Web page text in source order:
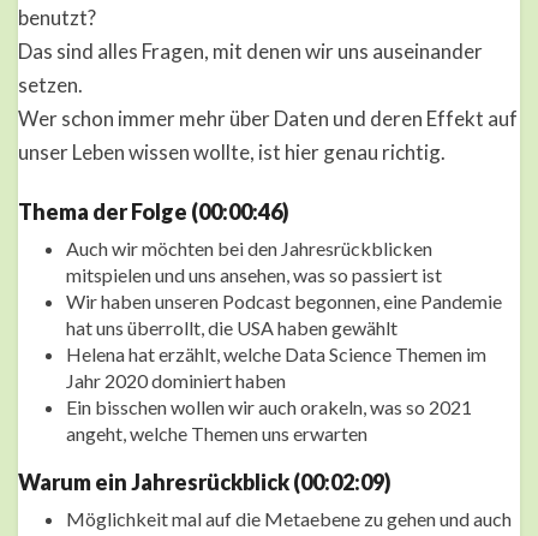
benutzt?
Das sind alles Fragen, mit denen wir uns auseinander
setzen.
Wer schon immer mehr über Daten und deren Effekt auf
unser Leben wissen wollte, ist hier genau richtig.
Thema der Folge (00:00:46)
Auch wir möchten bei den Jahresrückblicken
mitspielen und uns ansehen, was so passiert ist
Wir haben unseren Podcast begonnen, eine Pandemie
hat uns überrollt, die USA haben gewählt
Helena hat erzählt, welche Data Science Themen im
Jahr 2020 dominiert haben
Ein bisschen wollen wir auch orakeln, was so 2021
angeht, welche Themen uns erwarten
Warum ein Jahresrückblick (00:02:09)
Möglichkeit mal auf die Metaebene zu gehen und auch